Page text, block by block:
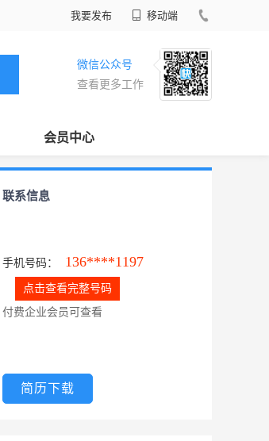
我要发布 移动端
微信公众号
查看更多工作
会员中心
联系信息
手机号码： 136****1197
点击查看完整号码
付费企业会员可查看
简历下载